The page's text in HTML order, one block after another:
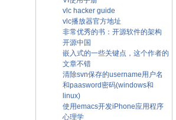
vlc hacker guide
vlc播放器官方地址
非常优秀的书：开源软件的架构
开源中国
嵌入式的一些关键点，这个作者的
文章不错
清除svn保存的username用户名
和paasword密码(windows和
linux)
使用emacs开发iPhone应用程序
心理学